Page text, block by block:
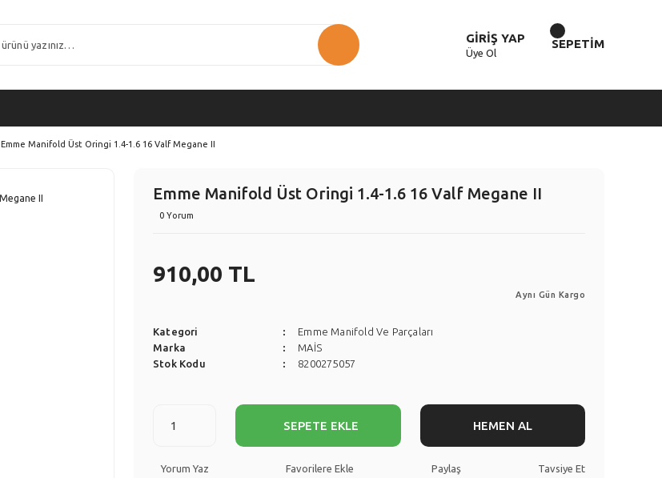
GİRİŞ YAP
Üye Ol
SEPETİM
Emme Manifold Üst Oringi 1.4-1.6 16 Valf Megane II
Emme Manifold Üst Oringi 1.4-1.6 16 Valf Megane II
0 Yorum
910,00 TL
Aynı Gün Kargo
Kategori
Emme Manifold Ve Parçaları
Marka
MAİS
Stok Kodu
8200275057
SEPETE EKLE HEMEN AL
Yorum Yaz Paylaş Tavsiye Et